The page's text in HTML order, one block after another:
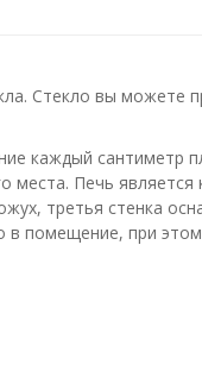
Стекло вы можете
каждый сантиметр
места. Печь является
третья стенка
в помещение, при